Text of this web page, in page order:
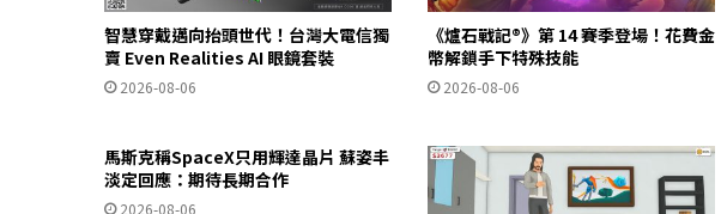
智慧穿戴邁向抬頭世代！台灣大電信獨
賣 Even Realities AI 眼鏡套裝
2026-08-06
《爐石戰記®》第 14 賽季登場！花費金
幣解鎖手下特殊技能
2026-08-06
馬斯克稱SpaceX只用輝達晶片 蘇姿丰
淡定回應：期待長期合作
2026-08-06